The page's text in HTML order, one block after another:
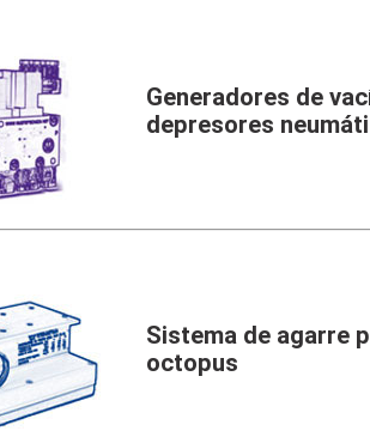
Generadores de
depresores
Sistema de agarre
octopus